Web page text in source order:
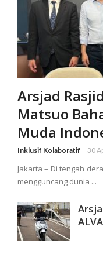
Arsjad
Matsuo
Muda
Inklusif Kolaboratif 30
Jakarta – Di tengah
mengguncang dunia ...
ALVA